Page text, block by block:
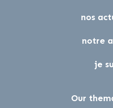
nos
notre
je
Our